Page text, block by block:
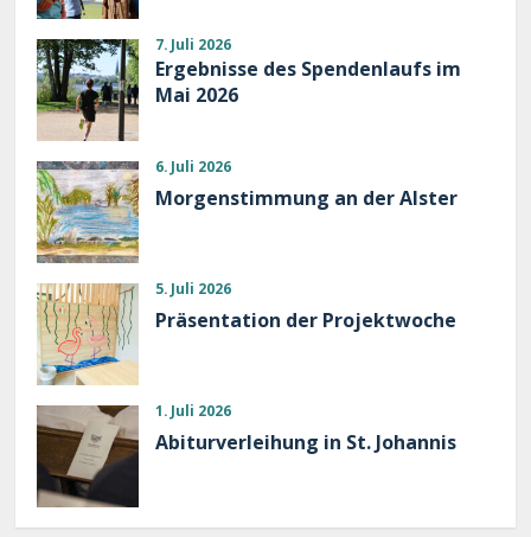
7. Juli 2026
Ergebnisse des Spendenlaufs im
Mai 2026
6. Juli 2026
Morgenstimmung an der Alster
5. Juli 2026
Präsentation der Projektwoche
1. Juli 2026
Abiturverleihung in St. Johannis